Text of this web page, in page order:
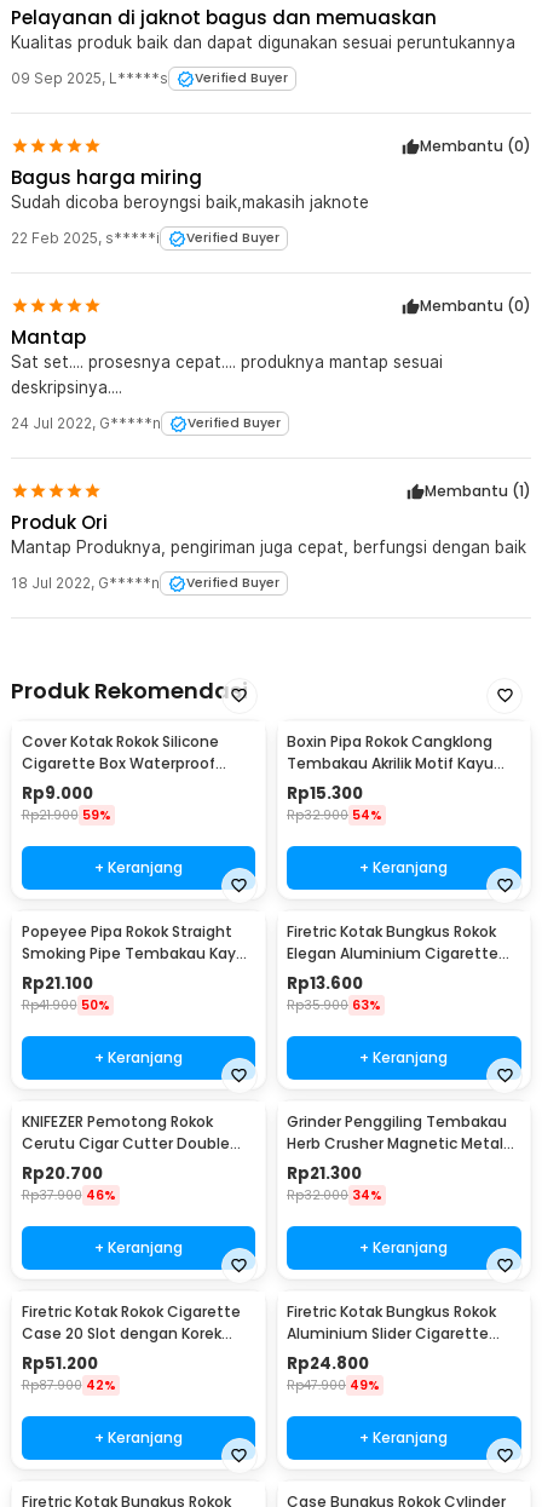
Pelayanan di jaknot bagus dan memuaskan
Kualitas produk baik dan dapat digunakan sesuai peruntukannya
09 Sep 2025, L*****s Verified Buyer
Membantu (0)
Bagus harga miring
Sudah dicoba beroyngsi baik,makasih jaknote
22 Feb 2025, s*****i Verified Buyer
Membantu (0)
Mantap
Sat set.... prosesnya cepat.... produknya mantap sesuai
deskripsinya....
24 Jul 2022, G*****n Verified Buyer
Membantu (1)
Produk Ori
Mantap Produknya, pengiriman juga cepat, berfungsi dengan baik
18 Jul 2022, G*****n Verified Buyer
Produk Rekomendasi
Cover Kotak Rokok Silicone
Cigarette Box Waterproof
Keep Calm - JD-SH100
Rp9.000
Rp21.900 59%
+ Keranjang
Boxin Pipa Rokok Cangklong
Tembakau Akrilik Motif Kayu
Tobacco Pipes - ZF808
Rp15.300
Rp32.900 54%
+ Keranjang
Popeyee Pipa Rokok Straight
Smoking Pipe Tembakau Kayu
Mahoni - WD-051
Rp21.100
Rp41.900 50%
+ Keranjang
Firetric Kotak Bungkus Rokok
Elegan Aluminium Cigarette
Case - JD-EH006
Rp13.600
Rp35.900 63%
+ Keranjang
KNIFEZER Pemotong Rokok
Cerutu Cigar Cutter Double
Blade - EC-50A
Rp20.700
Rp37.900 46%
+ Keranjang
Grinder Penggiling Tembakau
Herb Crusher Magnetic Metal
Mesh 4 Layer - LST-23
Rp21.300
Rp32.000 34%
+ Keranjang
Firetric Kotak Rokok Cigarette
Case 20 Slot dengan Korek
Elektrik - JD-YH073
Rp51.200
Rp87.900 42%
+ Keranjang
Firetric Kotak Bungkus Rokok
Aluminium Slider Cigarette
Case 20 Rokok - JD-EH007
Rp24.800
Rp47.900 49%
+ Keranjang
Firetric Kotak Bungkus Rokok Case Bungkus Rokok Cylinder